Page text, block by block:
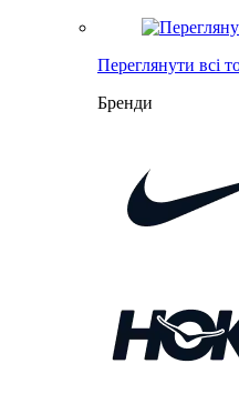
Переглянути всі
Бренди